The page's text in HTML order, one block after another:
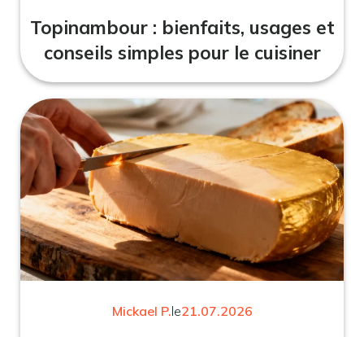
Topinambour : bienfaits, usages et
conseils simples pour le cuisiner
Mickael P.le21.07.2026